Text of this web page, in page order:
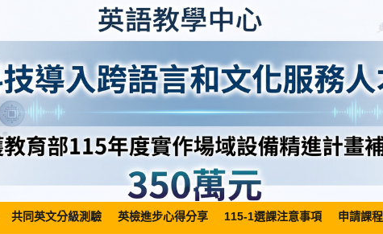
共同英文分級測驗 英檢進步心得分享 115-1選課注意事項 申請課